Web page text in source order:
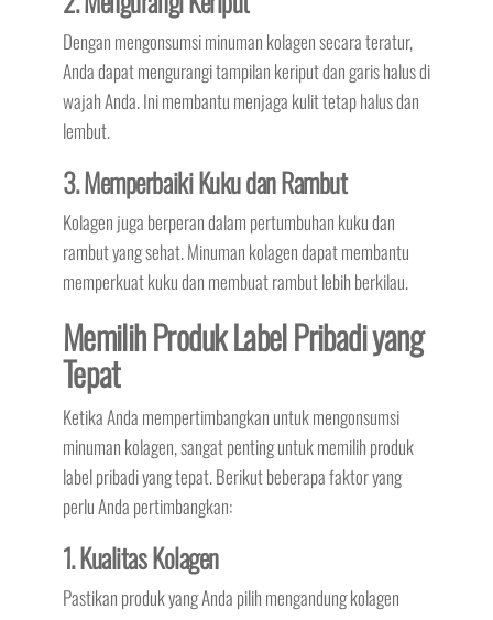
Dengan mengonsumsi minuman kolagen secara teratur,
Anda dapat mengurangi tampilan keriput dan garis halus di
wajah Anda. Ini membantu menjaga kulit tetap halus dan
lembut.
3. Memperbaiki Kuku dan Rambut
Kolagen juga berperan dalam pertumbuhan kuku dan
rambut yang sehat. Minuman kolagen dapat membantu
memperkuat kuku dan membuat rambut lebih berkilau.
Memilih Produk Label Pribadi yang
Tepat
Ketika Anda mempertimbangkan untuk mengonsumsi
minuman kolagen, sangat penting untuk memilih produk
label pribadi yang tepat. Berikut beberapa faktor yang
perlu Anda pertimbangkan:
1. Kualitas Kolagen
Pastikan produk yang Anda pilih mengandung kolagen